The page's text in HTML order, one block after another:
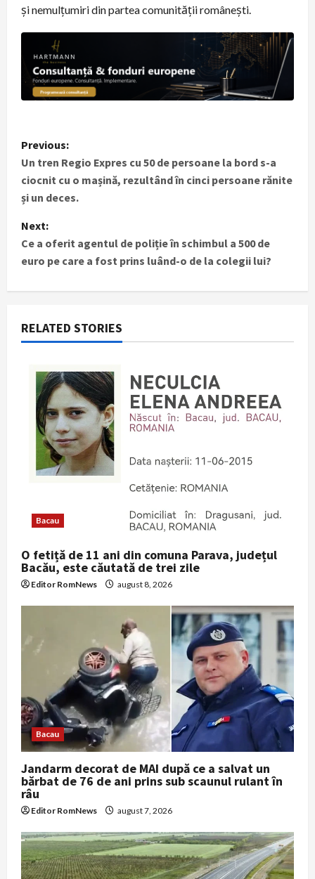
și nemulțumiri din partea comunității românești.
P
o
s
t
n
a
v
i
n
Previous:
Un tren Regio Expres cu 50 de persoane la bord s-a
ciocnit cu o mașină, rezultând în cinci persoane rănite
și un deces.
Next:
Ce a oferit agentul de poliție în schimbul a 500 de
euro pe care a fost prins luând-o de la colegii lui?
RELATED STORIES
Bacau
O fetiță de 11 ani din comuna Parava, județul
Bacău, este căutată de trei zile
Editor RomNews august 8, 2026
Bacau
Jandarm decorat de MAI după ce a salvat un
bărbat de 76 de ani prins sub scaunul rulant în
râu
Editor RomNews august 7, 2026